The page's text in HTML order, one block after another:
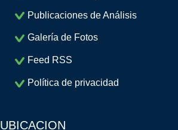
Publicaciones de Análisis
Galería de Fotos
Feed RSS
Política de privacidad
UBICACION